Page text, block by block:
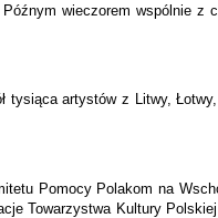
wieczorem wspólnie
artystów z Litwy,
Pomocy Polakom na
Towarzystwa Kultury